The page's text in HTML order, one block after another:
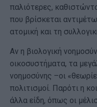
παλιότερες,
που βρίσκεται
ατομική και τη
Αν η βιολογική
οικοσυστήματα, τα
νοημοσύνης –οι
πολιτισμοί. Παρότι η
άλλα είδη, όπως οι